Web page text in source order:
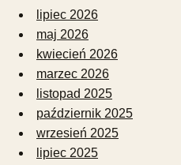
lipiec 2026
maj 2026
kwiecień 2026
marzec 2026
listopad 2025
październik 2025
wrzesień 2025
lipiec 2025